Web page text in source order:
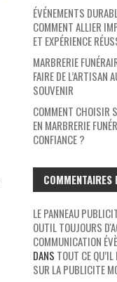
ÉVÉNEMENTS
COMMENT ALLIER
ET EXPÉRIENCE
MARBRERIE
FAIRE DE L’ARTISAN
SOUVENIR
COMMENT CHOISIR
EN MARBRERIE
CONFIANCE ?
COMMENTAIRES
LE PANNEAU
OUTIL TOUJOURS
COMMUNICATION
DANS TOUT CE
SUR LA PUBLICITE